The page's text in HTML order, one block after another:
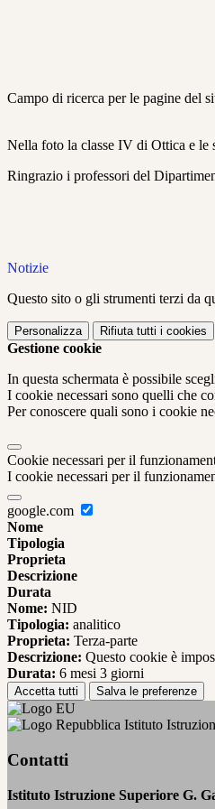
Campo di ricerca per le pagine del
Nella foto la classe IV di Ottica e le
Ringrazio i professori del
Notizie
Questo sito o gli strumenti terzi da
Personalizza Rifiuta tutti i cookies
Gestione cookie
In questa schermata è possibile
I cookie necessari sono quelli che
Per conoscere quali sono i cookie
Cookie necessari per il
I cookie necessari per il
google.com
Nome
Tipologia
Proprieta
Descrizione
Durata
Nome: NID
Tipologia: analitico
Proprieta: Terza-parte
Descrizione: Questo cookie è
Durata: 6 mesi 3 giorni
Accetta tutti Salva le preferenze
Istituto
Contatti
Istituto Istruzione Superiore G.